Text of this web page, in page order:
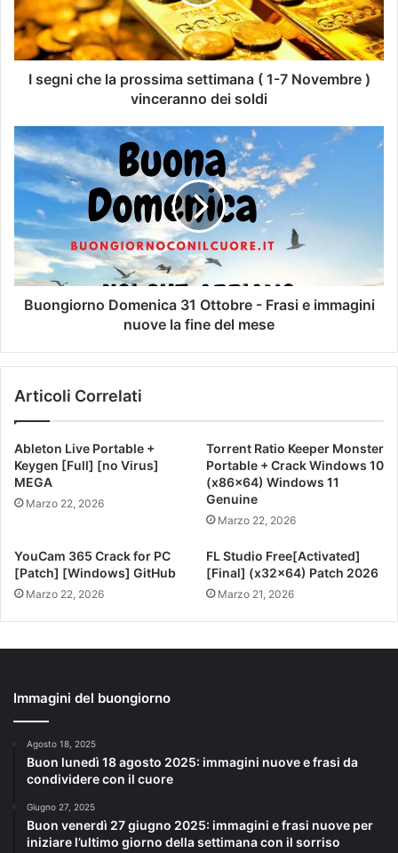
I segni che la prossima settimana ( 1-7 Novembre )
vinceranno dei soldi
Buongiorno Domenica 31 Ottobre - Frasi e immagini
nuove la fine del mese
Articoli Correlati
Ableton Live Portable +
Keygen [Full] [no Virus]
MEGA
Marzo 22, 2026
Torrent Ratio Keeper Monster
Portable + Crack Windows 10
(x86x64) Windows 11
Genuine
Marzo 22, 2026
YouCam 365 Crack for PC
[Patch] [Windows] GitHub
Marzo 22, 2026
FL Studio Free[Activated]
[Final] (x32x64) Patch 2026
Marzo 21, 2026
Immagini del buongiorno
Agosto 18, 2025
Buon lunedì 18 agosto 2025: immagini nuove e frasi da
condividere con il cuore
Giugno 27, 2025
Buon venerdì 27 giugno 2025: immagini e frasi nuove per
iniziare l’ultimo giorno della settimana con il sorriso